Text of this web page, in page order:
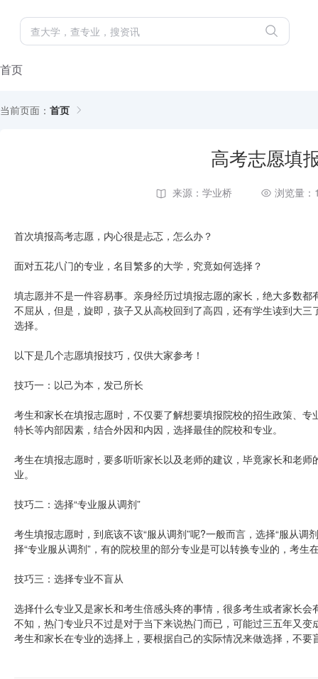
首页
当前页面： 首页
高考志愿填
来源：学业桥 浏览量：
首次填报高考志愿，内心很是忐忑，怎么办？
面对五花八门的专业，名目繁多的大学，究竟如何选择？
填志愿并不是一件容易事。亲身经历过填报志愿的家长，绝大多数
不屈从，但是，旋即，孩子又从高校回到了高四，还有学生读到大
选择。
以下是几个志愿填报技巧，仅供大家参考！
技巧一：以己为本，发己所长
考生和家长在填报志愿时，不仅要了解想要填报院校的招生政策、
特长等内部因素，结合外因和内因，选择最佳的院校和专业。
考生在填报志愿时，要多听听家长以及老师的建议，毕竟家长和老
业。
技巧二：选择“专业服从调剂”
考生填报志愿时，到底该不该“服从调剂”呢?一般而言，选择“服从
择“专业服从调剂”，有的院校里的部分专业是可以转换专业的，考
技巧三：选择专业不盲从
选择什么专业又是家长和考生倍感头疼的事情，很多考生或者家长
不知，热门专业只不过是对于当下来说热门而已，可能过三五年又
考生和家长在专业的选择上，要根据自己的实际情况来做选择，不要